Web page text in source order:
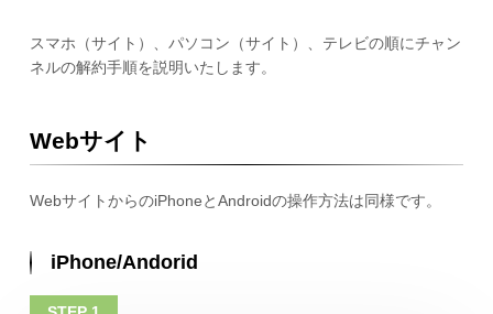
スマホ（サイト）、パソコン（サイト）、テレビの順にチャン
ネルの解約手順を説明いたします。
Webサイト
WebサイトからのiPhoneとAndroidの操作方法は同様です。
iPhone/Andorid